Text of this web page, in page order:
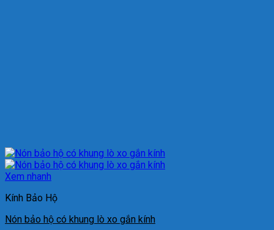
Xem nhanh
Kính Bảo Hộ
Nón bảo hộ có khung lò xo gắn kính